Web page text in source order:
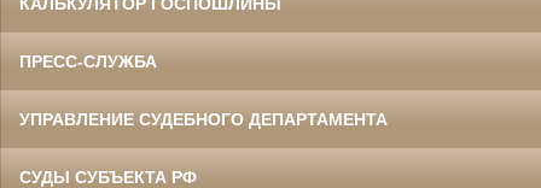
ПРЕСС-СЛУЖБА
УПРАВЛЕНИЕ СУДЕБНОГО ДЕПАРТАМЕНТА
СУДЫ СУБЪЕКТА РФ